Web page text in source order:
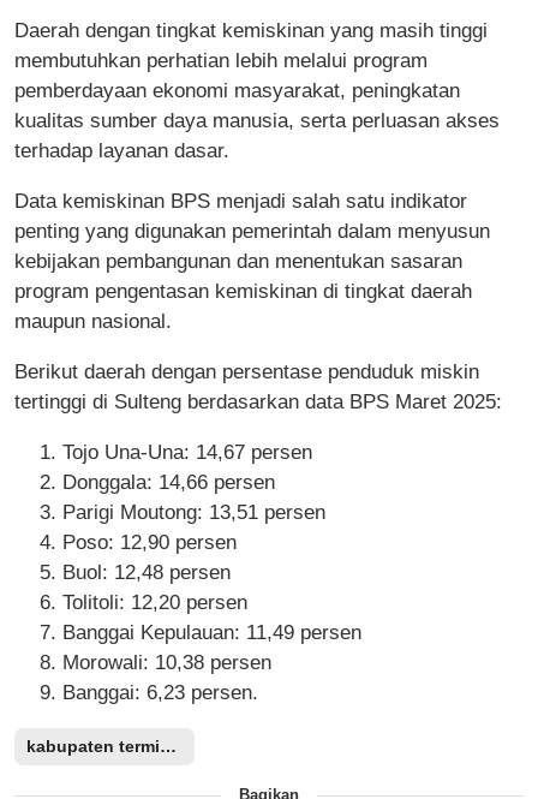
Daerah dengan tingkat kemiskinan yang masih tinggi
membutuhkan perhatian lebih melalui program
pemberdayaan ekonomi masyarakat, peningkatan
kualitas sumber daya manusia, serta perluasan akses
terhadap layanan dasar.
Data kemiskinan BPS menjadi salah satu indikator
penting yang digunakan pemerintah dalam menyusun
kebijakan pembangunan dan menentukan sasaran
program pengentasan kemiskinan di tingkat daerah
maupun nasional.
Berikut daerah dengan persentase penduduk miskin
tertinggi di Sulteng berdasarkan data BPS Maret 2025:
Tojo Una-Una: 14,67 persen
Donggala: 14,66 persen
Parigi Moutong: 13,51 persen
Poso: 12,90 persen
Buol: 12,48 persen
Tolitoli: 12,20 persen
Banggai Kepulauan: 11,49 persen
Morowali: 10,38 persen
Banggai: 6,23 persen.
kabupaten termiskin
Bagikan